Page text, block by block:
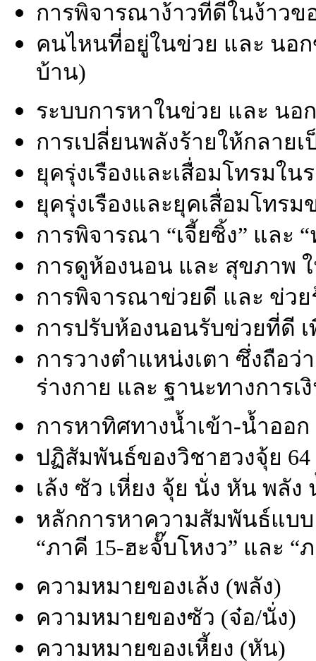
การพิจารณาง้าวที่ดีในง้าวข
คนไหนที่อยู่ในข่วย และ นอ
บ้าน)
ระบบการหาในข่วย และ นอ
การเปลี่ยนพลังร้ายให้กลาย
ยุครุ่งเรืองและเสื่อมโทรมใน
ยุครุ่งเรืองและยุคเสื่อมโทร
การพิจารณา “เจี้ยซิ้ง” และ
การดูห้องนอน และ สุขภาพ
การพิจารณาข่วยดี และ ข่ว
การปรับห้องนอนรับข่วยที่ดี
การวางตำแหน่งเตา ซึ่งถือ
ร่างกาย และ ฐานะทางการเ
การหาทิศทางน้ำเข้า-น้ำออ
ปฏิสัมพันธ์ของวิชาฮวงจุ้ย
เล้ง ซัว เหี่ยง จุ้ย นั่ง หัน พลัง
หลักการหาความสัมพันธ์แบบ
“ภาคี 15-ฮะจั๊บโหงว” และ “
ความหมายของเล้ง (พลัง)
ความหมายของซัว (จ๋อ/นั่ง)
ความหมายของเหี้ยง (หัน)